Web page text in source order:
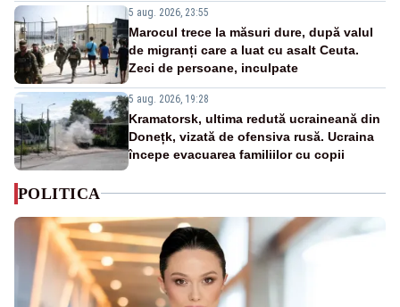
5 aug. 2026, 23:55
Marocul trece la măsuri dure, după valul
de migranți care a luat cu asalt Ceuta.
Zeci de persoane, inculpate
5 aug. 2026, 19:28
Kramatorsk, ultima redută ucraineană din
Donețk, vizată de ofensiva rusă. Ucraina
începe evacuarea familiilor cu copii
POLITICA